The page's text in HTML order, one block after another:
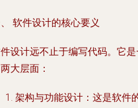
软件设计的核心要义
设计远不止于编写代码。它
大层面：
架构与功能设计 ：这是软件